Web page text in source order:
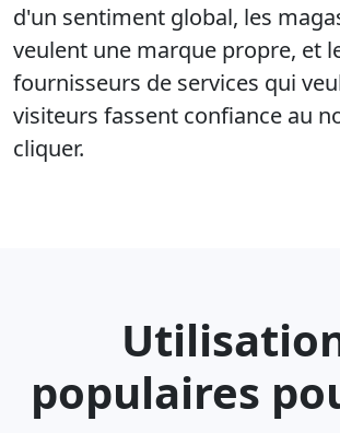
d'un sentiment global, les
veulent une marque propre, et
fournisseurs de services qui
visiteurs fassent confiance au
cliquer.
populaires